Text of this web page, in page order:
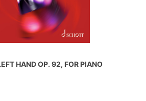
HAND OP. 92, FOR PIANO